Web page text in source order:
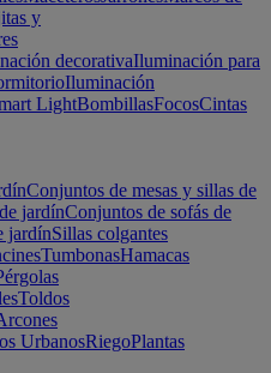
y
decorativaIluminación para
Iluminación
LightBombillasFocosCintas
Conjuntos de mesas y sillas de
jardínConjuntos de sofás de
jardínSillas colgantes
TumbonasHamacas
Toldos
UrbanosRiegoPlantas